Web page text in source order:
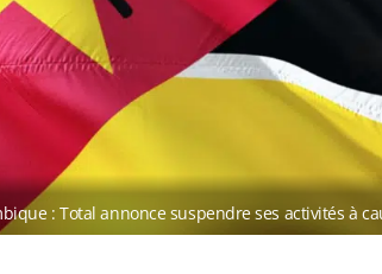
: Total annonce suspendre ses activités à